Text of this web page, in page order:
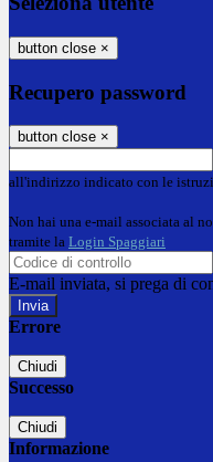
button close ×
Recupero password
button close ×
all'indirizzo indicato con le
Non hai una e-mail associata al
tramite la Login Spaggiari
E-mail inviata, si prega di
Errore
Chiudi
Successo
Chiudi
Informazione